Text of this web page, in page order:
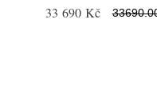
33 690 Kč